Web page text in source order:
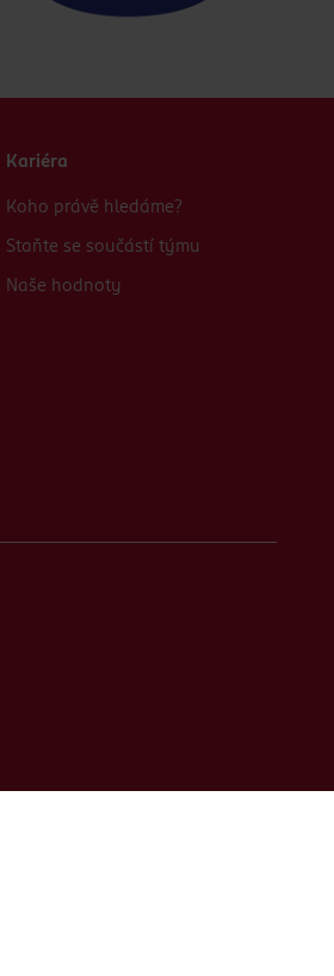
Kariéra
Koho právě hledáme?
Staňte se součástí týmu
Naše hodnoty